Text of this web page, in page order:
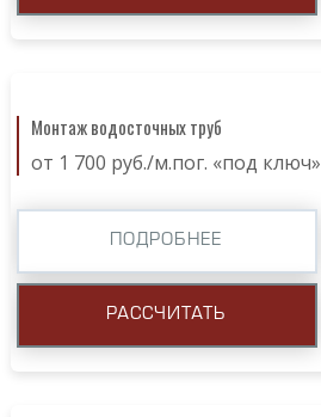
Монтаж водосточных труб
от 1 700 руб./м.пог. «под ключ»
ПОДРОБНЕЕ
РАССЧИТАТЬ